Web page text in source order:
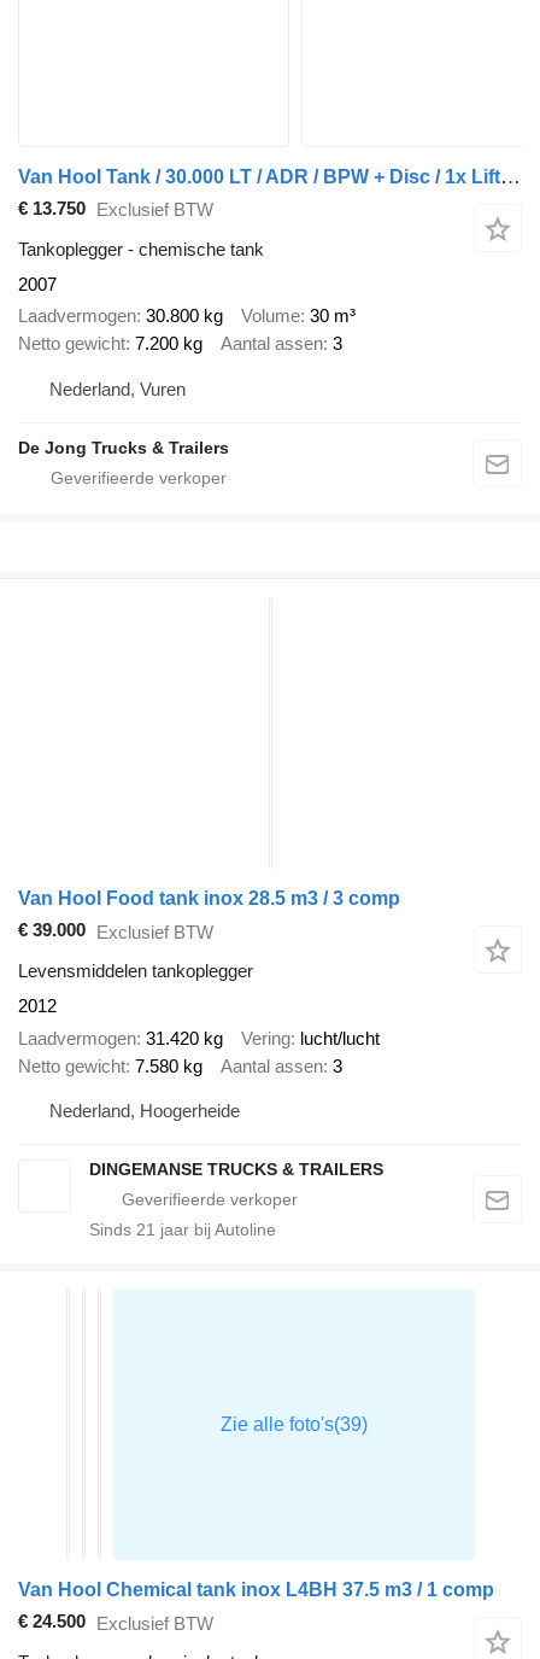
Van Hool Tank / 30.000 LT / ADR / BPW + Disc / 1x Lift axle
€ 13.750 Exclusief BTW
Tankoplegger - chemische tank
2007
Laadvermogen 30.800 kg Volume 30 m³
Netto gewicht 7.200 kg Aantal assen 3
Nederland, Vuren
De Jong Trucks & Trailers
Van Hool Food tank inox 28.5 m3 / 3 comp
€ 39.000 Exclusief BTW
Levensmiddelen tankoplegger
2012
Laadvermogen 31.420 kg Vering lucht/lucht
Netto gewicht 7.580 kg Aantal assen 3
Nederland, Hoogerheide
DINGEMANSE TRUCKS & TRAILERS
Sinds 21 jaar bij Autoline
Van Hool Chemical tank inox L4BH 37.5 m3 / 1 comp
€ 24.500 Exclusief BTW